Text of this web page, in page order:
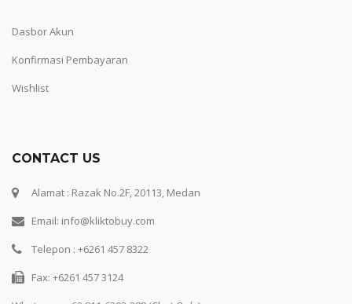
Dasbor Akun
Konfirmasi Pembayaran
Wishlist
CONTACT US
Alamat : Razak No.2F, 20113, Medan
Email: info@kliktobuy.com
Telepon : +6261 457 8322
Fax: +6261 457 3124